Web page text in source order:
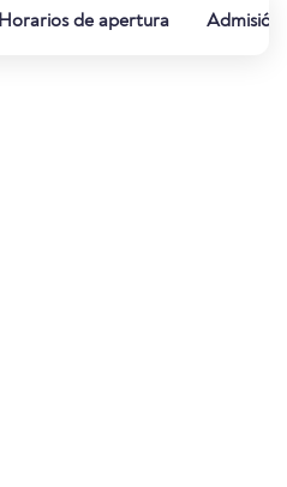
Horarios de apertura Admisión